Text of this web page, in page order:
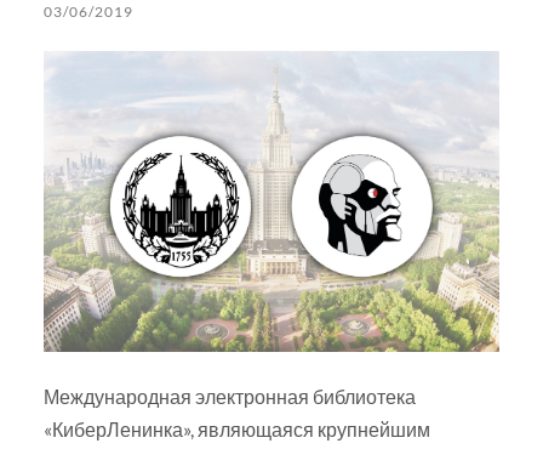
03/06/2019
Международная электронная библиотека
«КиберЛенинка», являющаяся крупнейшим